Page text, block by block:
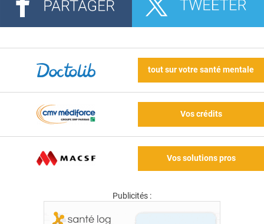
tout sur votre santé mentale
Vos crédits
Vos solutions pros
Publicités :